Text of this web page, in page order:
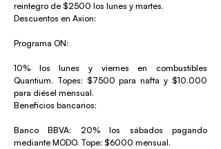
reintegro de $2500 los lunes y martes.
Descuentos en Axion:
Programa ON:
10% los lunes y viernes en combustibles
Quantium. Topes: $7500 para nafta y $10.000
para diésel mensual.
Beneficios bancarios:
Banco BBVA: 20% los sábados pagando
mediante MODO. Tope: $6000 mensual.